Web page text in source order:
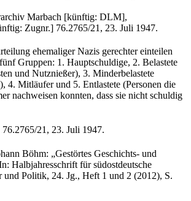
Marbach [künftig: DLM],
Zugnr.] 76.2765/21, 23. Juli 1947.
ehemaliger Nazis gerechter einteilen
Gruppen: 1. Hauptschuldige, 2. Belastete
und Nutznießer), 3. Minderbelastete
4. Mitläufer und 5. Entlastete (Personen die
nachweisen konnten, dass sie nicht schuldig
21, 23. Juli 1947.
Böhm: „Gestörtes Geschichts- und
Halbjahresschrift für südostdeutsche
und Politik, 24. Jg., Heft 1 und 2 (2012), S.